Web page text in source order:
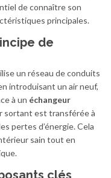
de connaître son
principales.
de
un réseau de conduits
introduisant un air neuf,
à un échangeur
sortant est transférée à
pertes d’énergie. Cela
sain tout en
clés